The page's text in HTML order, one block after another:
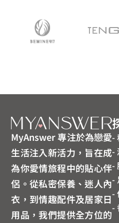
MyAnswer 專注於為戀愛
生活注入新活力，旨在成
為你愛情旅程中的貼心伴
侶。從私密保養、迷人內
衣，到情趣配件及居家日
用品，我們提供全方位的
-
-
-
-
-
-